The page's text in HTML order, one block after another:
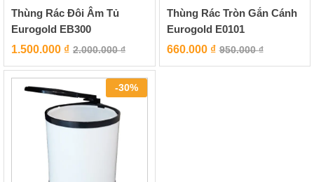
Thùng Rác Đôi Âm Tủ
Eurogold EB300
1.500.000 ₫ 2.000.000₫
Thùng Rác Tròn Gắn Cánh
Eurogold E0101
660.000 ₫ 950.000₫
-30%